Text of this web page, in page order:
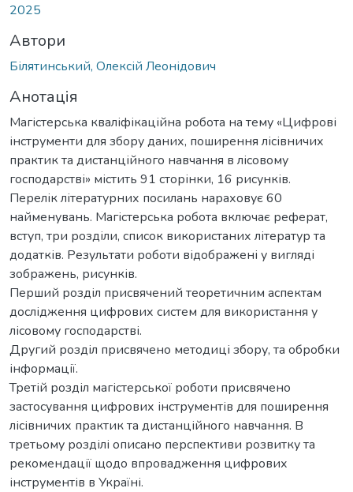
2025
Автори
Білятинський, Олексій Леонідович
Анотація
Магістерська кваліфікаційна робота на тему «Цифрові
інструменти для збору даних, поширення лісівничих
практик та дистанційного навчання в лісовому
господарстві» містить 91 сторінки, 16 рисунків.
Перелік літературних посилань нараховує 60
найменувань. Магістерська робота включає реферат,
вступ, три розділи, список використаних літератур та
додатків. Результати роботи відображені у вигляді
зображень, рисунків.
Перший розділ присвячений теоретичним аспектам
дослідження цифрових систем для використання у
лісовому господарстві.
Другий розділ присвячено методиці збору, та обробки
інформації.
Третій розділ магістерської роботи присвячено
застосування цифрових інструментів для поширення
лісівничих практик та дистанційного навчання. В
третьому розділі описано перспективи розвитку та
рекомендації щодо впровадження цифрових
інструментів в Україні.